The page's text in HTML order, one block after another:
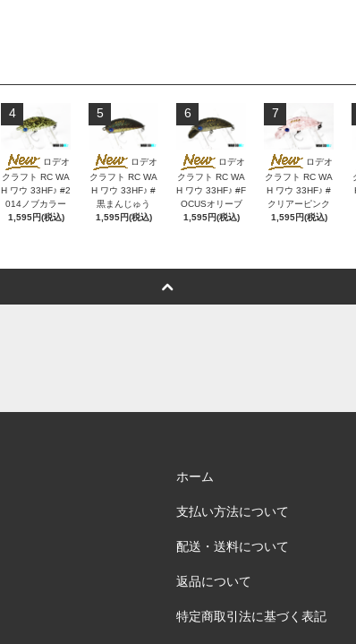
4
ロデオ
クラフト RC WA
H ワウ 33HF♪ #2
014ノブカラー
1,595円(税込)
5
ロデオ
クラフト RC WA
H ワウ 33HF♪ #
黒まんじゅう
1,595円(税込)
6
ロデオ
クラフト RC WA
H ワウ 33HF♪ #F
OCUSオリーブ
1,595円(税込)
7
ロデオ
クラフト RC WA
H ワウ 33HF♪ #
クリアーピンク
1,595円(税込)
ホーム
支払い方法について
配送・送料について
返品について
特定商取引法に基づく表記